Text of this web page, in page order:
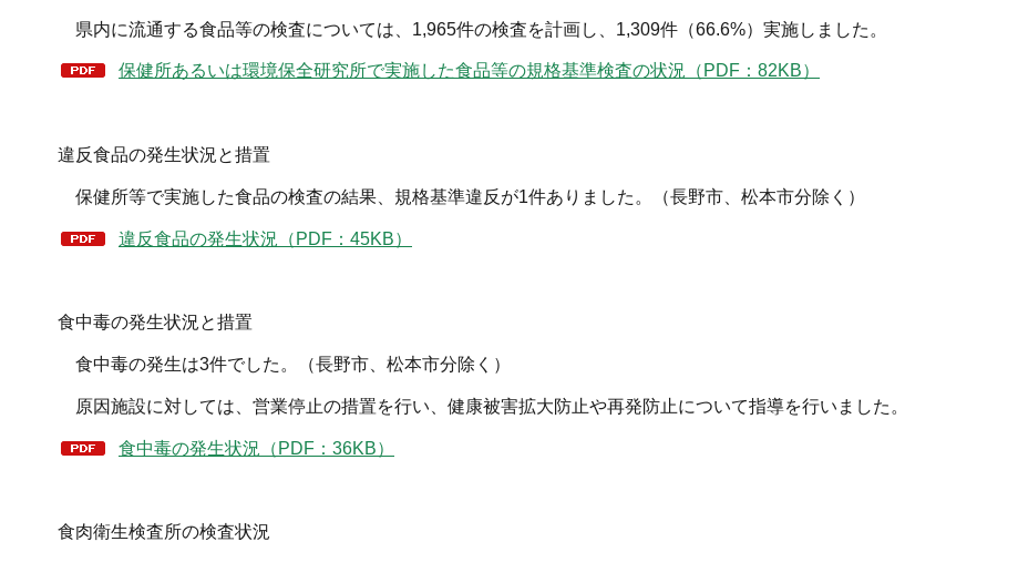
県内に流通する食品等の検査については、1,965件の検査を計画し、1,309件（66.6%）実施しました。
保健所あるいは環境保全研究所で実施した食品等の規格基準検査の状況（PDF：82KB）
違反食品の発生状況と措置
保健所等で実施した食品の検査の結果、規格基準違反が1件ありました。（長野市、松本市分除く）
違反食品の発生状況（PDF：45KB）
食中毒の発生状況と措置
食中毒の発生は3件でした。（長野市、松本市分除く）
原因施設に対しては、営業停止の措置を行い、健康被害拡大防止や再発防止について指導を行いました。
食中毒の発生状況（PDF：36KB）
食肉衛生検査所の検査状況